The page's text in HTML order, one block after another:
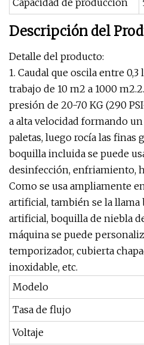
Capacidad de producción
Descripción del
Detalle del producto:
1. Caudal que oscila entre
trabajo de 10 m2 a 1000
presión de 20-70 KG (290
a alta velocidad formando
paletas, luego rocía las finas
boquilla incluida se puede
desinfección, enfriamiento,
Como se usa ampliamente
artificial, también se la llama
artificial, boquilla de niebla
máquina se puede
temporizador, cubierta
inoxidable, etc.
Modelo
Tasa de flujo
Voltaje